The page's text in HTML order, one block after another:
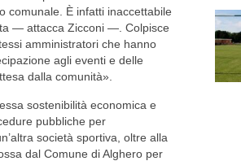
comunale. È infatti inaccettabile
— attacca Zicconi —. Colpisce
amministratori che hanno
agli eventi e delle
dalla comunità».
sostenibilità economica e
pubbliche per
società sportiva, oltre alla
dal Comune di Alghero per